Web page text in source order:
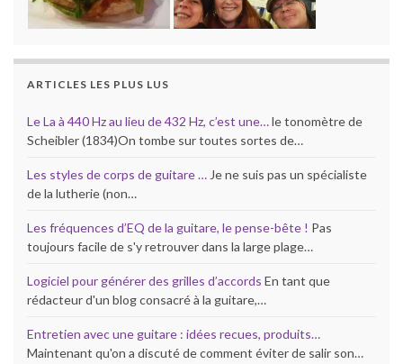
ARTICLES LES PLUS LUS
Le La à 440 Hz au lieu de 432 Hz, c’est une…le tonomètre de
Scheibler (1834)On tombe sur toutes sortes de…
Les styles de corps de guitare … Je ne suis pas un spécialiste
de la lutherie (non…
Les fréquences d’EQ de la guitare, le pense-bête ! Pas
toujours facile de s'y retrouver dans la large plage…
Logiciel pour générer des grilles d’accords En tant que
rédacteur d'un blog consacré à la guitare,…
Entretien avec une guitare : idées recues, produits…
Maintenant qu'on a discuté de comment éviter de salir son…